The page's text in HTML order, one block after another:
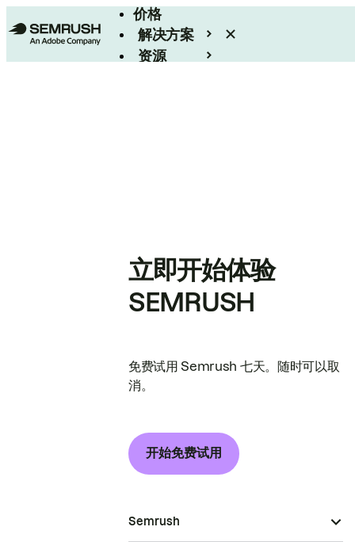
价格
解决方案
资源
立即开始体验
SEMRUSH
免费试用 Semrush 七天。随时可以取
消。
开始免费试用
Semrush